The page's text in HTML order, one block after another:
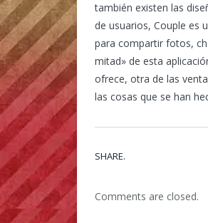
también existen las
de usuarios, Couple es
para compartir fotos,
mitad» de esta
ofrece, otra de las
las cosas que se han
SHARE.
Comments are closed.